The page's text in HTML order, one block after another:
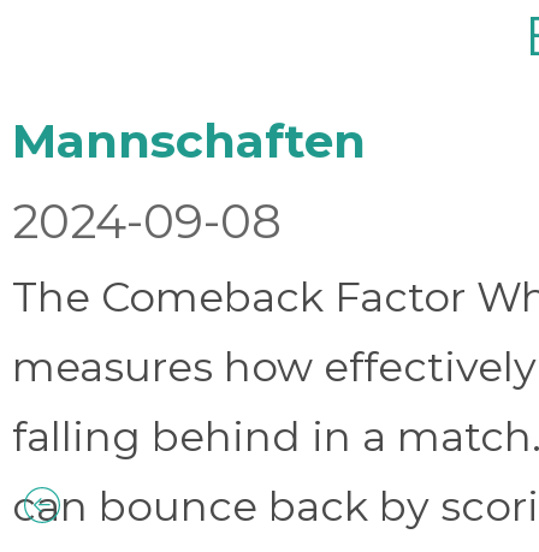
Mannschaften
2024-09-08
The Comeback Factor
measures how
falling behind in a
can bounce back by